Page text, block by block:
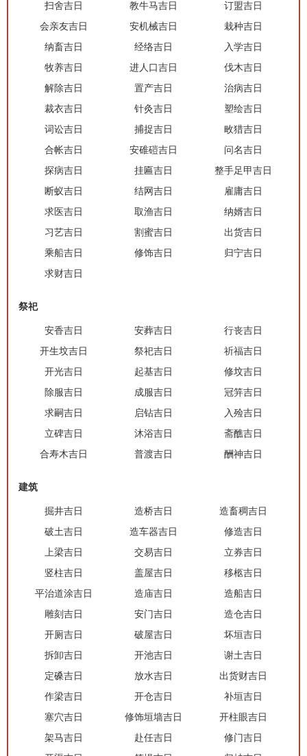
扫舍吉日
教牛马吉日
订盟吉日
会亲友吉日
安机械吉日
栽种吉日
纳畜吉日
经络吉日
入学吉日
牧养吉日
进人口吉日
伐木吉日
解除吉日
置产吉日
治病吉日
裁衣吉日
针灸吉日
塑绘吉日
词讼吉日
捕捉吉日
畋猎吉日
合帐吉日
安碓磑吉日
问名吉日
探病吉日
挂匾吉日
整手足甲吉日
断蚁吉日
结网吉日
雇庸吉日
求医吉日
取渔吉日
纳婿吉日
习艺吉日
割蜜吉日
出货吉日
乘船吉日
修饰吉日
归宁吉日
求财吉日
祭祀
安香吉日 安葬吉日
行丧吉日
开生坟吉日
祭祀吉日
祈福吉日
开光吉日
起基吉日
修坟吉日
除服吉日
成服吉日
冠笄吉日
求嗣吉日
启钻吉日
入殓吉日
立碑吉日
沐浴吉日
斋醮吉日
合寿木吉日
普渡吉日 酬神吉日
建筑
掘井吉日 造桥吉日
造畜稠吉日
破土吉日
造车器吉日
修造吉日
上梁吉日
交易吉日
立券吉日
竖柱吉日
盖屋吉日
移柩吉日
平治道涂吉日
造庙吉日
造船吉日
雕刻吉日
安门吉日
造仓吉日
开厕吉日
破屋吉日
坏垣吉日
拆卸吉日
开池吉日
谢土吉日
定磉吉日
放水吉日
出货财吉日
作梁吉日
开仓吉日
补垣吉日
塞穴吉日
修饰垣墙吉日
开柱眼吉日
架马吉日
赴任吉日
修门吉日